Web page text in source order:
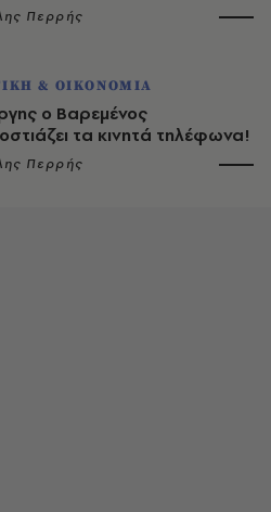
Περρής
& ΟΙΚΟΝΟΜΙΑ
ο Βαρεμένος
τα κινητά τηλέφωνα!
Περρής